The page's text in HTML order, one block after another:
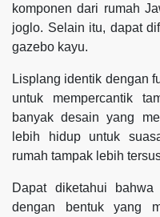
komponen dari rumah
joglo. Selain itu, dapat
gazebo kayu.
Lisplang identik dengan
untuk mempercantik
banyak desain yang
lebih hidup untuk
rumah tampak lebih
Dapat diketahui
dengan bentuk yang